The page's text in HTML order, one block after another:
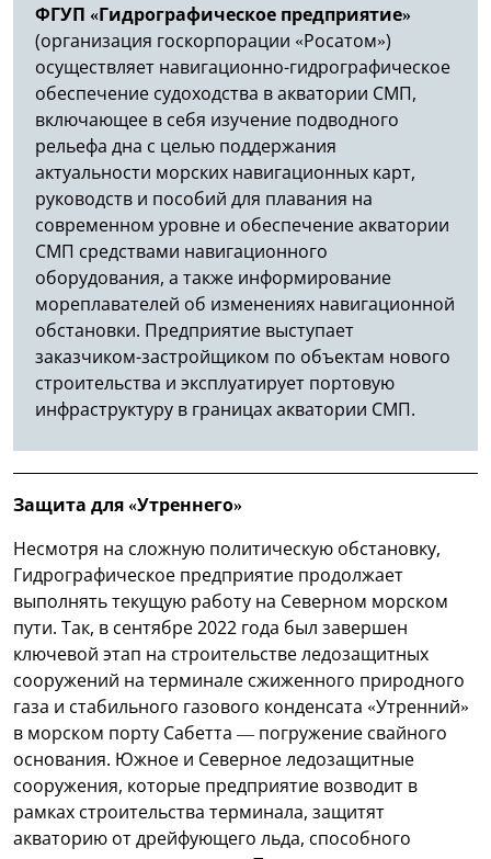
ФГУП «Гидрографическое предприятие»
(организация госкорпорации «Росатом»)
осуществляет навигационно-гидрографическое
обеспечение судоходства в акватории СМП,
включающее в себя изучение подводного
рельефа дна с целью поддержания
актуальности морских навигационных карт,
руководств и пособий для плавания на
современном уровне и обеспечение акватории
СМП средствами навигационного
оборудования, а также информирование
мореплавателей об изменениях навигационной
обстановки. Предприятие выступает
заказчиком-застройщиком по объектам нового
строительства и эксплуатирует портовую
инфраструктуру в границах акватории СМП.
Защита для «Утреннего»
Несмотря на сложную политическую обстановку,
Гидрографическое предприятие продолжает
выполнять текущую работу на Северном морском
пути. Так, в сентябре 2022 года был завершен
ключевой этап на строительстве ледозащитных
сооружений на терминале сжиженного природного
газа и стабильного газового конденсата «Утренний»
в морском порту Сабетта — погружение свайного
основания. Южное и Северное ледозащитные
сооружения, которые предприятие возводит в
рамках строительства терминала, защитят
акваторию от дрейфующего льда, способного